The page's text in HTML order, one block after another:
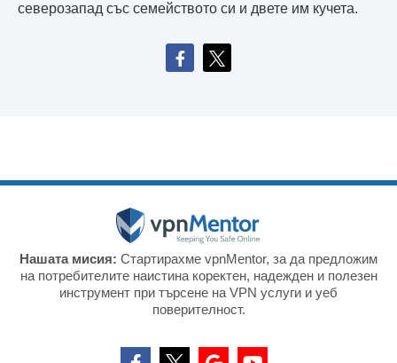
северозапад със семейството си и двете им кучета.
Нашата мисия: Стартирахме vpnMentor, за да предложим
на потребителите наистина коректен, надежден и полезен
инструмент при търсене на VPN услуги и уеб
поверителност.